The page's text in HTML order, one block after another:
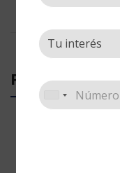
PRODUCTOS